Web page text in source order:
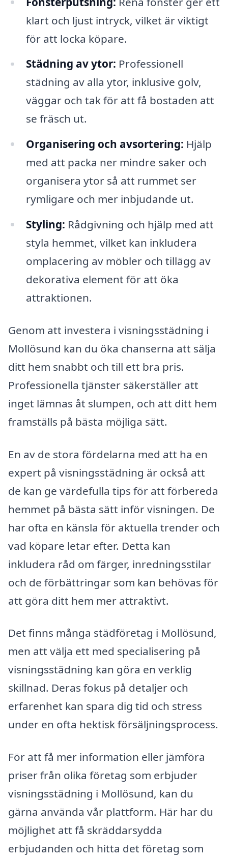
klart och ljust intryck, vilket är viktigt
för att locka köpare.
Städning av ytor: Professionell
städning av alla ytor, inklusive golv,
väggar och tak för att få bostaden att
se fräsch ut.
Organisering och avsortering: Hjälp
med att packa ner mindre saker och
organisera ytor så att rummet ser
rymligare och mer inbjudande ut.
Styling: Rådgivning och hjälp med att
styla hemmet, vilket kan inkludera
omplacering av möbler och tillägg av
dekorativa element för att öka
attraktionen.
Genom att investera i visningsstädning i
Mollösund kan du öka chanserna att sälja
ditt hem snabbt och till ett bra pris.
Professionella tjänster säkerställer att
inget lämnas åt slumpen, och att ditt hem
framställs på bästa möjliga sätt.
En av de stora fördelarna med att ha en
expert på visningsstädning är också att
de kan ge värdefulla tips för att förbereda
hemmet på bästa sätt inför visningen. De
har ofta en känsla för aktuella trender och
vad köpare letar efter. Detta kan
inkludera råd om färger, inredningsstilar
och de förbättringar som kan behövas för
att göra ditt hem mer attraktivt.
Det finns många städföretag i Mollösund,
men att välja ett med specialisering på
visningsstädning kan göra en verklig
skillnad. Deras fokus på detaljer och
erfarenhet kan spara dig tid och stress
under en ofta hektisk försäljningsprocess.
För att få mer information eller jämföra
priser från olika företag som erbjuder
visningsstädning i Mollösund, kan du
gärna använda vår plattform. Här har du
möjlighet att få skräddarsydda
erbjudanden och hitta det företag som